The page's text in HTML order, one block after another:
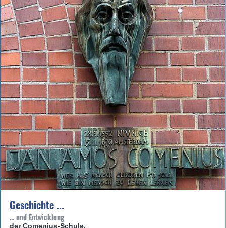
Geschichte ...
... und Entwicklung
der Comenius-Schule.